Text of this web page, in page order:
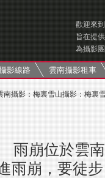
歡迎來
旨在提供
為攝影
影線路 雲南攝影租車
南攝影 ： 梅裏雪山攝影 ： 梅裏
雨崩位於雲
雨崩，要徒